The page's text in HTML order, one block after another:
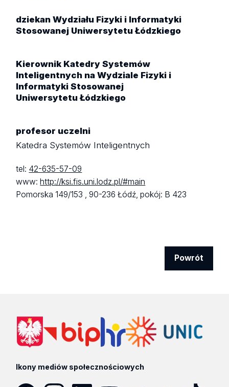
dziekan Wydziału Fizyki i Informatyki
Stosowanej Uniwersytetu Łódzkiego
Kierownik Katedry Systemów
Inteligentnych na Wydziale Fizyki i
Informatyki Stosowanej
Uniwersytetu Łódzkiego
profesor uczelni
Katedra Systemów Inteligentnych
tel: 42-635-57-09
www:http://ksi.fis.uni.lodz.pl/#main
Pomorska 149/153 ,90-236 Łódź,pokój: B 423
Powrót
Ikony mediów społecznościowych